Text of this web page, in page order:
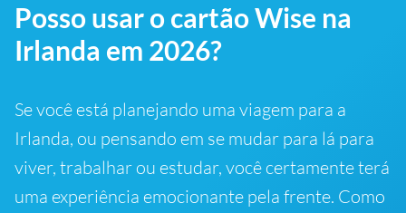
Posso usar o cartão Wise na
Irlanda em 2026?
Se você está planejando uma viagem para a
Irlanda, ou pensando em se mudar para lá para
viver, trabalhar ou estudar, você certamente terá
uma experiência emocionante pela frente. Como